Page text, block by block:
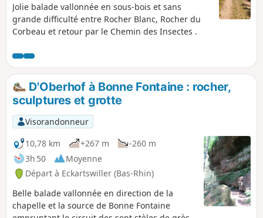
Jolie balade vallonnée en sous-bois et sans
grande difficulté entre Rocher Blanc, Rocher du
Corbeau et retour par le Chemin des Insectes .
D'Oberhof à Bonne Fontaine : rocher,
sculptures et grotte
Visorandonneur
10,78 km
+267 m
-260 m
3h 50
Moyenne
Départ à Eckartswiller (Bas-Rhin)
Belle balade vallonnée en direction de la
chapelle et la source de Bonne Fontaine